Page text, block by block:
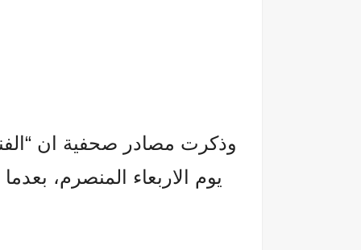
وذكرت مصادر صحفية ان
يوم الاربعاء المنصرم،